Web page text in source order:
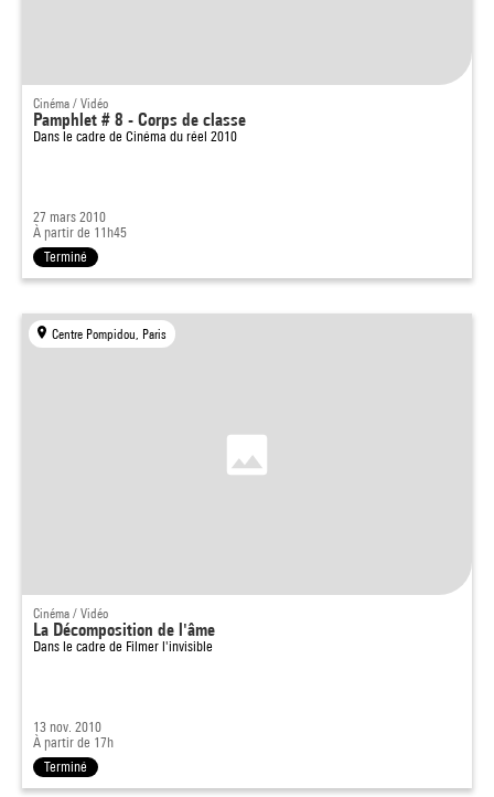
Cinéma / Vidéo
Pamphlet # 8 - Corps de classe
Dans le cadre de Cinéma du réel 2010
27 mars 2010
À partir de 11h45
Terminé
Centre Pompidou, Paris
Cinéma / Vidéo
La Décomposition de l'âme
Dans le cadre de Filmer l'invisible
13 nov. 2010
À partir de 17h
Terminé